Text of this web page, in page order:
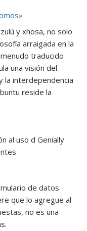
y xhosa, no solo
arraigada en la
traducido
una visión del
la interdependencia
reside la
al uso d Genially
de datos
que lo agregue al
no es una